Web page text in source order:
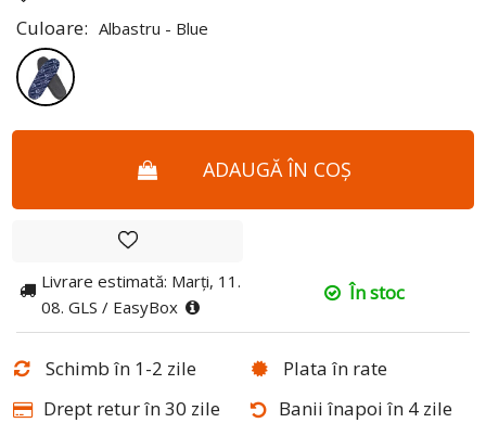
Culoare: Albastru - Blue
ADAUGĂ ÎN COȘ
Livrare estimată: Marți, 11.
08. GLS / EasyBox
În stoc
Schimb în 1-2 zile
Plata în rate
Drept retur în 30 zile
Banii înapoi în 4 zile